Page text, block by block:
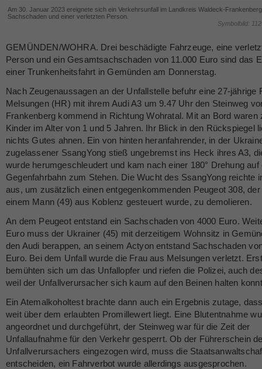
Am 30. Januar 2023 ereignete sich ein Verkehrsunfall im Landkreis Waldeck-
Sachschaden und einer verletzten Person.
Symbolbild:
GEMÜNDEN/WOHRA. Drei beschädigte Fahrzeuge, eine
Person und ein Gesamtsachschaden von 11.000 Euro sind das
einer Trunkenheitsfahrt in Gemünden am Donnerstag.
Nach Zeugenaussagen an der Unfallstelle befuhr eine 27-jährige
Melsungen (HR) mit ihrem Audi A3 um 9.47 Uhr den Steinweg
Frankenberg kommend in Richtung Wohratal. Mit an Bord waren
Kinder im Alter von 1 und 5 Jahren. Ihr Blick in den Rückspiegel
nichts Gutes ahnen. Ein von hinten heranfahrender, in der
zugelassener SsangYong stieß ungebremst ins Heck ihres A3,
wurde herumgeschleudert und kam nach einer 180° Drehung auf
Gegenfahrbahn zum Stehen. Die Wucht des SsangYong reichte
aus, um zusätzlich einen entgegenkommenden Peugeot 308,
einem Mann (49) aus Koblenz gesteuert wurde, zu demolieren.
An dem Peugeot entstand ein Sachschaden von 4000 Euro.
Euro muss der Ukrainer (45) mit derzeitigem Wohnsitz in
den Audi berappen, an seinem Actyon entstand Sachschaden
Euro. Bei dem Unfall wurde die Frau aus Melsungen verletzt.
bemühten sich um das Unfallopfer und riefen die Polizei, auch
weil der Unfallverursacher sich kaum auf den Beinen halten
Ein Atemalkoholtest brachte dann auch ein Ergebnis zutage,
weit über dem erlaubten Promillewert liegt. Eine Blutentnahme
angeordnet und durchgeführt, der Steinweg war für die Zeit der
Unfallaufnahme für den Verkehr gesperrt. Ob der Führerschein
Unfallverursachers eingezogen wird, muss die
entscheiden, ein Fahrverbot wurde allerdings ausgesprochen.